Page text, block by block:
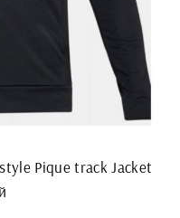
Pique track Jacket